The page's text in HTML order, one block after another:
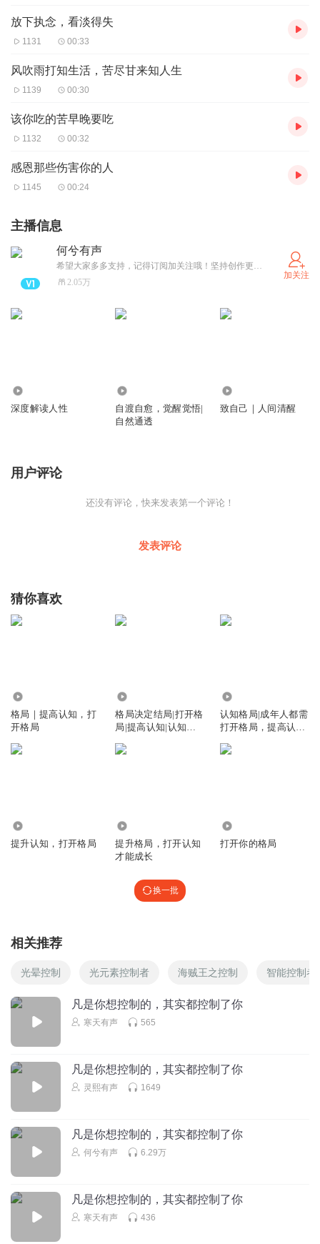
放下执念，看淡得失
1131 00:33
风吹雨打知生活，苦尽甘来知人生
1139 00:30
该你吃的苦早晚要吃
1132 00:32
感恩那些伤害你的人
1145 00:24
主播信息
何兮有声
希望大家多多支持，记得订阅加关注哦！坚持创作更好的作品，呈现给大家！
2.05万
加关注
深度解读人性
自渡自愈，觉醒觉悟|
自然通透
致自己｜人间清醒
用户评论
还没有评论，快来发表第一个评论！
发表评论
猜你喜欢
格局｜提高认知，打
开格局
格局决定结局|打开格
局|提高认知|认知觉
认知格局|成年人都需
打开格局，提高认知
提升认知，打开格局
提升格局，打开认知
才能成长
打开你的格局
换一批
相关推荐
光晕控制 光元素控制者 海贼王之控制 智能控制者
凡是你想控制的，其实都控制了你
寒天有声 565
凡是你想控制的，其实都控制了你
灵熙有声 1649
凡是你想控制的，其实都控制了你
何兮有声 6.29万
凡是你想控制的，其实都控制了你
寒天有声 436